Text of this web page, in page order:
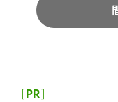
[PR]